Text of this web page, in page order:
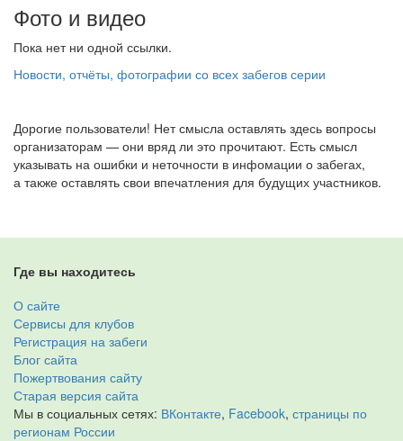
Фото и видео
Пока нет ни одной ссылки.
Новости, отчёты, фотографии со всех забегов серии
Дорогие пользователи! Нет смысла оставлять здесь вопросы
организаторам — они вряд ли это прочитают. Есть смысл
указывать на ошибки и неточности в инфомации о забегах,
а также оставлять свои впечатления для будущих участников.
Где вы находитесь
О сайте
Сервисы для клубов
Регистрация на забеги
Блог сайта
Пожертвования сайту
Старая версия сайта
Мы в социальных сетях: ВКонтакте, Facebook, страницы по
регионам России